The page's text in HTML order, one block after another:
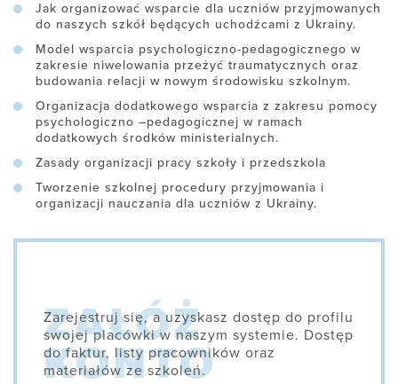
Jak organizować wsparcie dla uczniów przyjmowanych
do naszych szkół będących uchodźcami z Ukrainy.
Model wsparcia psychologiczno-pedagogicznego w
zakresie niwelowania przeżyć traumatycznych oraz
budowania relacji w nowym środowisku szkolnym.
Organizacja dodatkowego wsparcia z zakresu pomocy
psychologiczno –pedagogicznej w ramach
dodatkowych środków ministerialnych.
Zasady organizacji pracy szkoły i przedszkola
Tworzenie szkolnej procedury przyjmowania i
organizacji nauczania dla uczniów z Ukrainy.
Zarejestruj się, a uzyskasz dostęp do profilu
swojej placówki w naszym systemie. Dostęp
do faktur, listy pracowników oraz
materiałów ze szkoleń.